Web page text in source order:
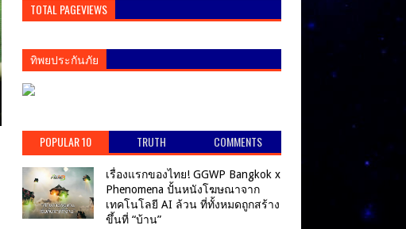
TOTAL PAGEVIEWS
ทิพยประกันภัย
POPULAR 10 TRUTH COMMENTS
เรื่องแรกของไทย! GGWP Bangkok x
Phenomena ปั้นหนังโฆษณาจาก
เทคโนโลยี AI ล้วน ที่ทั้งหมดถูกสร้าง
ขึ้นที่ “บ้าน”